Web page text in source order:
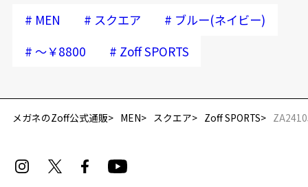
再入荷お知らせメールのお申し込み
# MEN # スクエア # ブルー(ネイビー)
# ～￥8800 # Zoff SPORTS
メガネのZoff公式通販 MEN スクエア Zoff SPORTS